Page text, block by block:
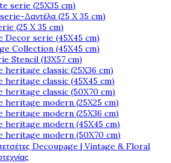
serie (25X35 cm)
Δαντέλα (25 X 35 cm)
(25 X 35 cm)
Decor serie (45X45 cm)
Collection (45X45 cm)
Stencil (13X57 cm)
heritage classic (25X36 cm)
heritage classic (45X45 cm)
heritage classic (50X70 cm)
heritage modern (25X25 cm)
heritage modern (25X36 cm)
heritage modern (45X45 cm)
heritage modern (50X70 cm)
Decoupage | Vintage & Floral